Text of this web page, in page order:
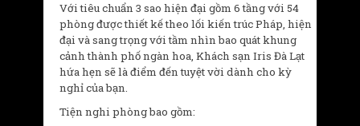
Với tiêu chuẩn 3 sao hiện đại gồm 6 tầng với 54
phòng được thiết kế theo lối kiến trúc Pháp, hiện
đại và sang trọng với tầm nhìn bao quát khung
cảnh thành phố ngàn hoa, Khách sạn Iris Đà Lạt
hứa hẹn sẽ là điểm đến tuyệt vời dành cho kỳ
nghỉ của bạn.
Tiện nghi phòng bao gồm: